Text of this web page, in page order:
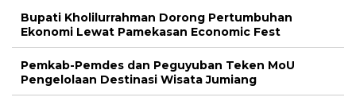
Bupati Kholilurrahman Dorong Pertumbuhan
Ekonomi Lewat Pamekasan Economic Fest
Pemkab-Pemdes dan Peguyuban Teken MoU
Pengelolaan Destinasi Wisata Jumiang